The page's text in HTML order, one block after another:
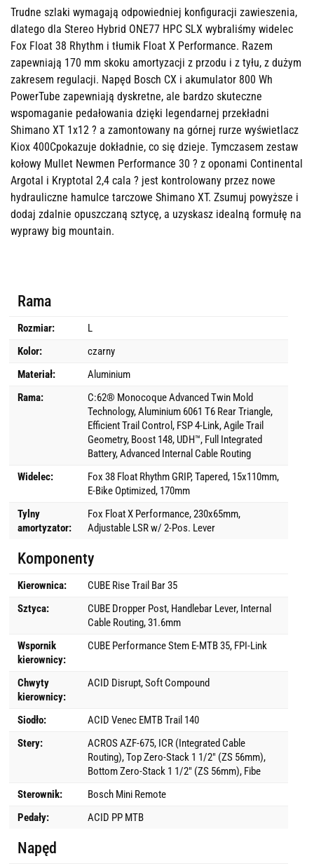
Trudne szlaki wymagają odpowiedniej konfiguracji zawieszenia,
dlatego dla Stereo Hybrid ONE77 HPC SLX wybraliśmy widelec
Fox Float 38 Rhythm i tłumik Float X Performance. Razem
zapewniają 170 mm skoku amortyzacji z przodu i z tyłu, z dużym
zakresem regulacji. Napęd Bosch CX i akumulator 800 Wh
PowerTube zapewniają dyskretne, ale bardzo skuteczne
wspomaganie pedałowania dzięki legendarnej przekładni
Shimano XT 1x12 ? a zamontowany na górnej rurze wyświetlacz
Kiox 400Cpokazuje dokładnie, co się dzieje. Tymczasem zestaw
kołowy Mullet Newmen Performance 30 ? z oponami Continental
Argotal i Kryptotal 2,4 cala ? jest kontrolowany przez nowe
hydrauliczne hamulce tarczowe Shimano XT. Zsumuj powyższe i
dodaj zdalnie opuszczaną sztycę, a uzyskasz idealną formułę na
wyprawy big mountain.
Rama
Rozmiar:
L
Kolor:
czarny
Materiał:
Aluminium
Rama:
C:62® Monocoque Advanced Twin Mold
Technology, Aluminium 6061 T6 Rear Triangle,
Efficient Trail Control, FSP 4-Link, Agile Trail
Geometry, Boost 148, UDH™, Full Integrated
Battery, Advanced Internal Cable Routing
Widelec:
Fox 38 Float Rhythm GRIP, Tapered, 15x110mm,
E-Bike Optimized, 170mm
Tylny
amortyzator:
Fox Float X Performance, 230x65mm,
Adjustable LSR w/ 2-Pos. Lever
Komponenty
Kierownica:
CUBE Rise Trail Bar 35
Sztyca:
CUBE Dropper Post, Handlebar Lever, Internal
Cable Routing, 31.6mm
Wspornik
kierownicy:
CUBE Performance Stem E-MTB 35, FPI-Link
Chwyty
kierownicy:
ACID Disrupt, Soft Compound
Siodło:
ACID Venec EMTB Trail 140
Stery:
ACROS AZF-675, ICR (Integrated Cable
Routing), Top Zero-Stack 1 1/2" (ZS 56mm),
Bottom Zero-Stack 1 1/2" (ZS 56mm), Fibe
Sterownik:
Bosch Mini Remote
Pedały:
ACID PP MTB
Napęd